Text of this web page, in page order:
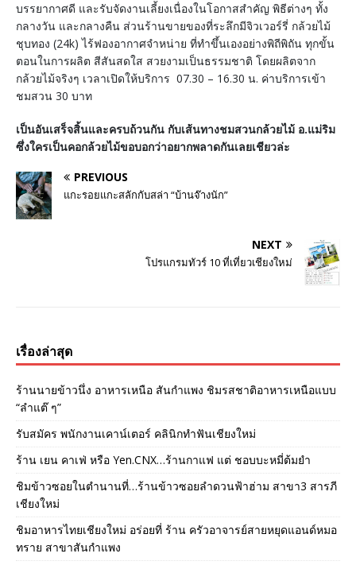
บรรยากาศดี และรับจัดงานเลี้ยงเนื่องในโอกาสสำคัญ พิธีต่างๆ ทั้ง
กลางวัน และกลางคืน ส่วนร้านขายของที่ระลึกมีจิวเวอร์รี่ กล้วยไม้
ชุบทอง (24k) ไร้ฟองอากาศจำหน่าย ที่ทำขึ้นเองอย่างพิถีพิถัน ทุกขั้น
ตอนในการผลิต สีสันสดใส สวยงามเป็นธรรมชาติ โดยผลิตจาก
กล้วยไม้จริงๆ เวลาเปิดให้บริการ 07.30 – 16.30 น. ค่าบริการเข้า
ชมสวน 30 บาท
เป็นอันเสร็จสิ้นและครบถ้วนกัน กับเส้นทางชมสวนกล้วยไม้ อ.แม่ริม
ซึ่งใครเป็นคอกล้วยไม้ขอบอกว่าอยากพลาดกันเลยเชียวล่ะ
PREVIOUS
แกะรอยแกะสลักกับสล่า “บ้านจ๊างนัก”
NEXT
โปรแกรมทัวร์ 10 ที่เที่ยวเชียงใหม่
เรื่องล่าสุด
ร้านนายข้าวนึ่ง อาหารเหนือ สันกำแพง ชิมรสชาติอาหารเหนือแบบ
“ลำแต๊ ๆ”
รับสมัคร พนักงานเคาน์เตอร์ คลินิกทำฟันเชียงใหม่
ร้าน เยน คาเฟ่ หรือ Yen.CNX…ร้านกาแฟ แต่ ชอบบะหมี่ต้มยำ
ชิมข้าวซอยในตำนานที่…ร้านข้าวซอยลำดวนฟ้าฮ่าม สาขา3 สารภี
เชียงใหม่
ชิมอาหารไทยเชียงใหม่ อร่อยที่ ร้าน ครัวอาจารย์สายหยุดแอนด์หมอ
ทราย สาขาสันกำแพง